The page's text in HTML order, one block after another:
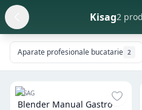
Kisag2
Aparate profesionale bucatarie 2
KISAG
Blender Manual Gastro